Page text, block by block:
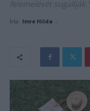
felemelését sugallják."
Írta: Imre Hilda -